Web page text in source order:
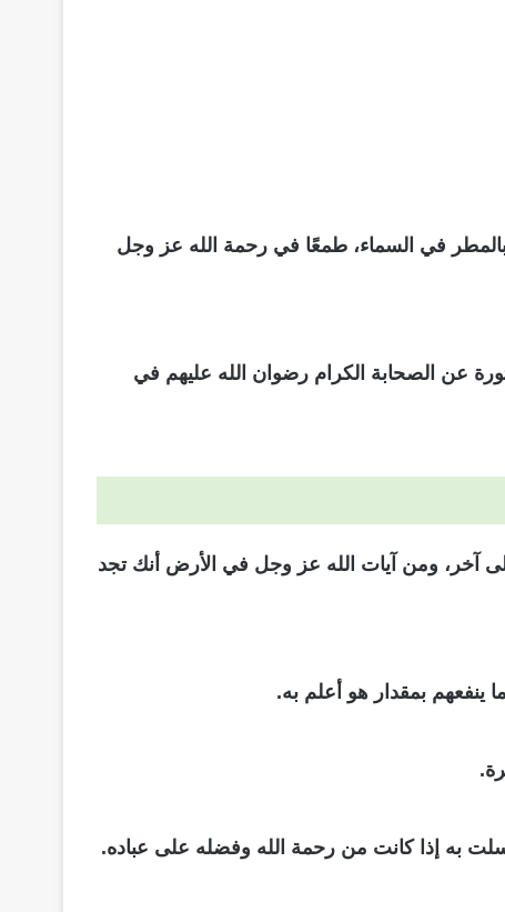
في السماء، طمعًا في رحمة الله عز وجل
عن الصحابة الكرام رضوان الله عليهم في
آخر، ومن آيات الله عز وجل في الأرض أنك تجد
بمقدار هو أعلم به.
به إذا كانت من رحمة الله وفضله على عباده.